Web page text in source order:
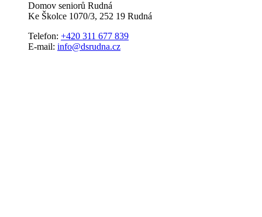
Domov seniorů Rudná
Ke Školce 1070/3, 252 19 Rudná
Telefon: +420 311 677 839
E-mail: info@dsrudna.cz